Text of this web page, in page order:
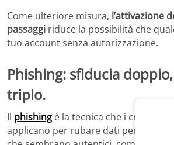
Come ulteriore misura, l’attivazione
passaggi riduce la possibilità che
tuo account senza autorizzazione.
Phishing: sfiducia
triplo.
Il phishing è la tecnica che i criminali
applicano per rubare dati personali